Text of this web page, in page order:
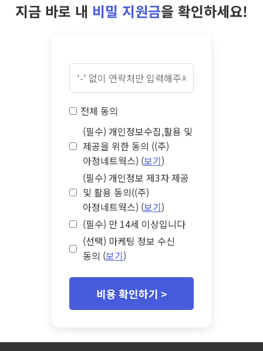
지금 바로 내 비밀 지원금을 확인하세요!
전체 동의
(필수) 개인정보수집,활용 및
제공을 위한 동의 ((주)
아정네트웍스) (보기)
(필수) 개인정보 제3자 제공
및 활용 동의((주)
아정네트웍스) (보기)
(필수) 만 14세 이상입니다
(선택) 마케팅 정보 수신
동의 (보기)
비용 확인하기 >